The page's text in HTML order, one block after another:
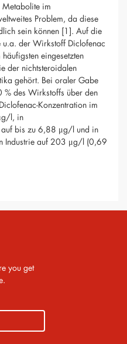
you get
Metabolite im
Problem, da diese
sein können [1]. Auf die
u.a. der Wirkstoff Diclofenac
eingesetzten
der nichtsteroidalen
gehört. Bei oraler Gabe
des Wirkstoffs über den
Konzentration im
l, in
auf bis zu 6,88 μg/l und in
Industrie auf 203 μg/l (0,69